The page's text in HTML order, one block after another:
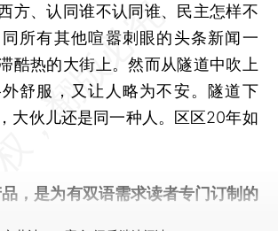
方、认同谁不认同谁、民主怎样不
所有其他喧嚣刺眼的头条新闻一
酷热的大街上。然而从隧道中吹上
舒服，又让人略为不安。隧道下
大伙儿还是同一种人。区区20年如
，是为有双语需求读者专门订制的